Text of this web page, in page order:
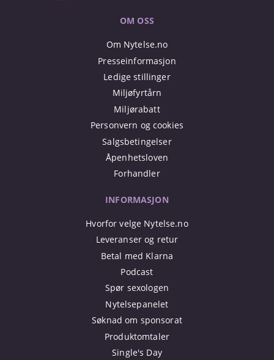
OM OSS
Om Nytelse.no
Presseinformasjon
Ledige stillinger
Miljøfyrtårn
Miljørabatt
Personvern og cookies
Salgsbetingelser
Åpenhetsloven
Forhandler
INFORMASJON
Hvorfor velge Nytelse.no
Leveranser og retur
Betal med Klarna
Podcast
Spør sexologen
Nytelsepanelet
Søknad om sponsorat
Produktomtaler
Single's Day